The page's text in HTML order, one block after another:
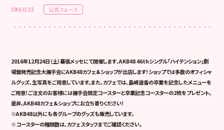
2016.12.23 公式ニュース
2016年12月24日（土）幕張メッセにて開催します､AKB48 46thシングル「ハイテンション」劇
場盤発売記念大握手会にAKB48カフェ&ショップが出店します！ショップでは多数のオフィシャ
ルグッズ､生写真をご用意しています。また､カフェでは､島崎遥香の卒業を記念したメニューを
ご用意！ご注文のお客様には握手会限定コースターと卒業記念コースターの2枚をプレゼント。
是非､AKB48カフェ&ショップにお立ち寄りください！
※AKB48以外にも各グループのグッズも販売しています。
※コースターの種類数は､カフェスタッフまでご確認ください。